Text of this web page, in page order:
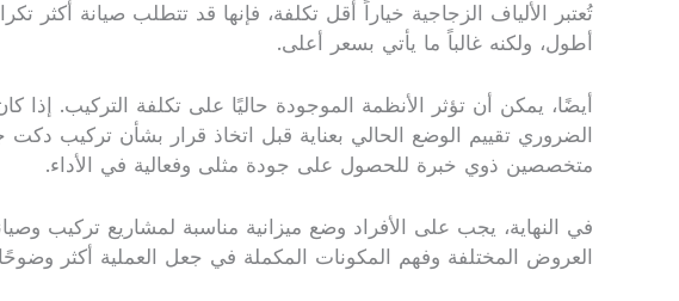
تُعتبر الألياف الزجاجية خياراً أقل تكلفة، فإنها قد تتطلب صيانة
أطول، ولكنه غالباً ما يأتي بسعر أعلى.
أيضًا، يمكن أن تؤثر الأنظمة الموجودة حاليًا على تكلفة التركيب.
الضروري تقييم الوضع الحالي بعناية قبل اتخاذ قرار بشأن تركيب
متخصصين ذوي خبرة للحصول على جودة مثلى وفعالية في الأداء.
في النهاية، يجب على الأفراد وضع ميزانية مناسبة لمشاريع تركيب
العروض المختلفة وفهم المكونات المكملة في جعل العملية أكثر